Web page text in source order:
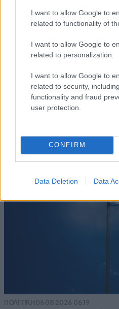
I want to allow Google to
related to functionality of
I want to allow Google to
related to personalization.
I want to allow Google to
related to security,
functionality and fraud
user protection.
CONFIRM
Data Deletion Data
ΠΟΛΙΤΙΚΗ 06·08·2026 06:19